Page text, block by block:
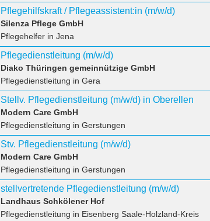
Pflegehilfskraft / Pflegeassistent:in (m/w/d)
Silenza Pflege GmbH
Pflegehelferin Jena
Pflegedienstleitung (m/w/d)
Diako Thüringen gemeinnützige GmbH
Pflegedienstleitung in Gera
Stellv. Pflegedienstleitung (m/w/d) in Oberellen
Modern Care GmbH
Pflegedienstleitung in Gerstungen
Stv. Pflegedienstleitung (m/w/d)
Modern Care GmbH
Pflegedienstleitung in Gerstungen
stellvertretende Pflegedienstleitung (m/w/d)
Landhaus Schkölener Hof
Pflegedienstleitung in Eisenberg Saale-Holzland-Kreis